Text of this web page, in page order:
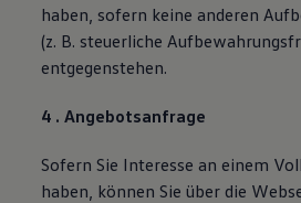
haben, sofern keine anderen
(z. B. steuerliche
entgegenstehen.
4 . Angebotsanfrage
Sofern Sie Interesse an einem
haben, können Sie über die